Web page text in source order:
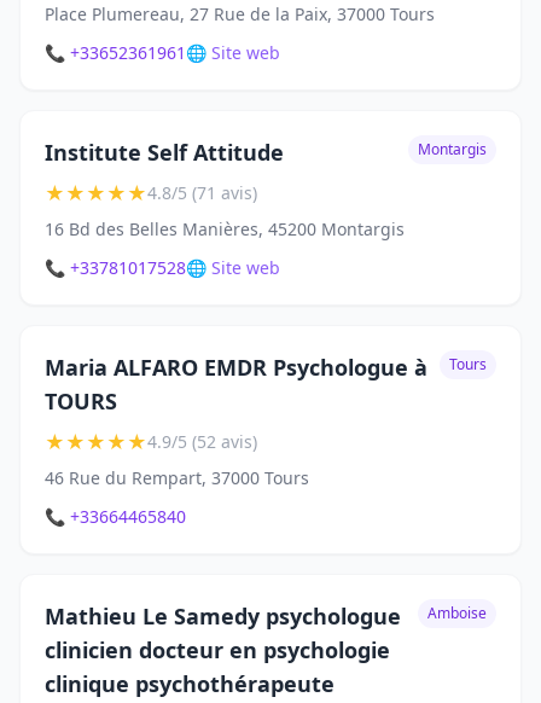
Place Plumereau, 27 Rue de la Paix, 37000 Tours
📞 +33652361961 🌐 Site web
Institute Self Attitude Montargis
★★★★★4.8/5 (71 avis)
16 Bd des Belles Manières, 45200 Montargis
📞 +33781017528🌐 Site web
Maria ALFARO EMDR Psychologue à
TOURS
Tours
★★★★★4.9/5 (52 avis)
46 Rue du Rempart, 37000 Tours
📞 +33664465840
Mathieu Le Samedy psychologue
clinicien docteur en psychologie
clinique psychothérapeute
Amboise